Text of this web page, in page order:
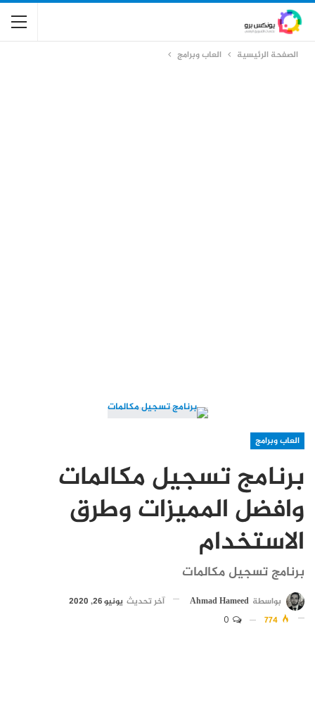
الصفحة الرئيسية العاب وبرامج
العاب وبرامج
برنامج تسجيل مكالمات
وافضل المميزات وطرق
الاستخدام
برنامج تسجيل مكالمات
بواسطة Ahmad Hameed آخر تحديث يونيو 26, 2020